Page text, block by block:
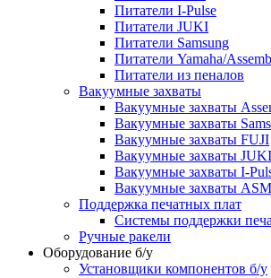
Питатели I-Pulse
Питатели JUKI
Питатели Samsung
Питатели Yamaha/
Питатели из пеналов
Вакуумные захваты
Вакуумные захваты
Вакуумные захваты
Вакуумные захваты FUJI
Вакуумные захваты JUKI
Вакуумные захваты I-
Вакуумные захваты
Поддержка печатных плат
Системы поддержки
Ручные ракели
Оборудование б/у
Установщики компонентов б/у